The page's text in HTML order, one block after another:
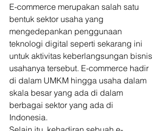
E-commerce merupakan salah satu
bentuk sektor usaha yang
mengedepankan penggunaan
teknologi digital seperti sekarang ini
untuk aktivitas keberlangsungan bisnis
usahanya tersebut. E-commerce hadir
di dalam UMKM hingga usaha dalam
skala besar yang ada di dalam
berbagai sektor yang ada di
Indonesia.